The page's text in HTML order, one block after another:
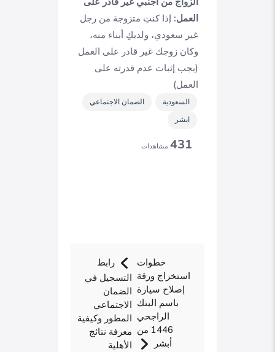
العمل: إذا كنتِ متزوجة من رجل
غير سعودي، ولديكِ أبناء منه،
وكان زوجك غير قادر على العمل
(يجب إثبات عدم قدرته على
العمل)
السعودية
الضمان الاجتماعي
ابشر
431مشاهدات
رابط
التسجيل في
الضمان
الاجتماعي
المطور وكيفية
معرفة نتائج
الأهلية
خطوات
استخراج ورقة
إصلاح سيارة
باسم البنك
الراجحي
1446 من
أبشر